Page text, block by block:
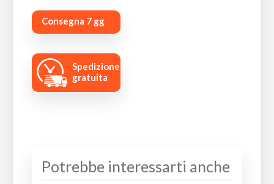
Consegna 7 gg
Spedizione
gratuita
Potrebbe interessarti anche